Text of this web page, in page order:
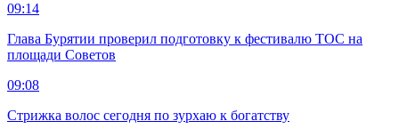
09:14
Глава Бурятии проверил подготовку к фестивалю ТОС на
площади Советов
09:08
Стрижка волос сегодня по зурхаю к богатству